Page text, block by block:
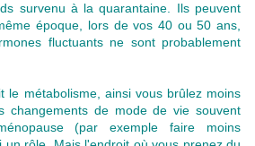
survenu à la quarantaine . Ils peuvent
époque, lors de vos 40 ou 50 ans,
fluctuants ne sont probablement
le métabolisme, ainsi vous brûlez moins
changements de mode de vie souvent
(par exemple faire moins